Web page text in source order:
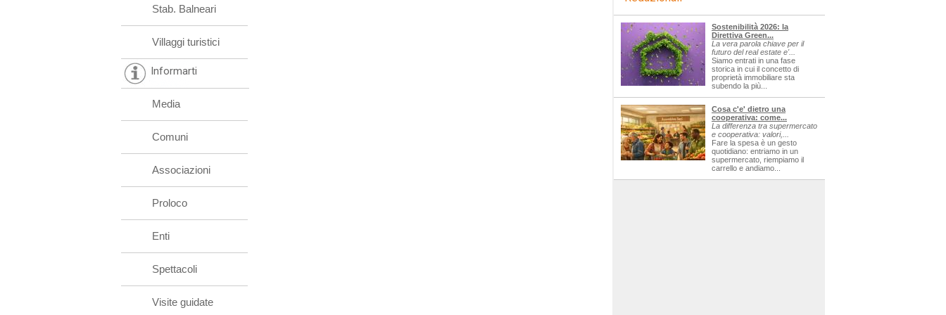
Stab. Balneari
Villaggi turistici
Informarti
Media
Comuni
Associazioni
Proloco
Enti
Spettacoli
Visite guidate
Sostenibilità 2026: la
Direttiva Green...
La vera parola chiave per il
futuro del real estate e'...
Siamo entrati in una fase
storica in cui il concetto di
proprietà immobiliare sta
subendo la più...
Cosa c'e' dietro una
cooperativa: come...
La differenza tra supermercato
e cooperativa: valori,...
Fare la spesa è un gesto
quotidiano: entriamo in un
supermercato, riempiamo il
carrello e andiamo...